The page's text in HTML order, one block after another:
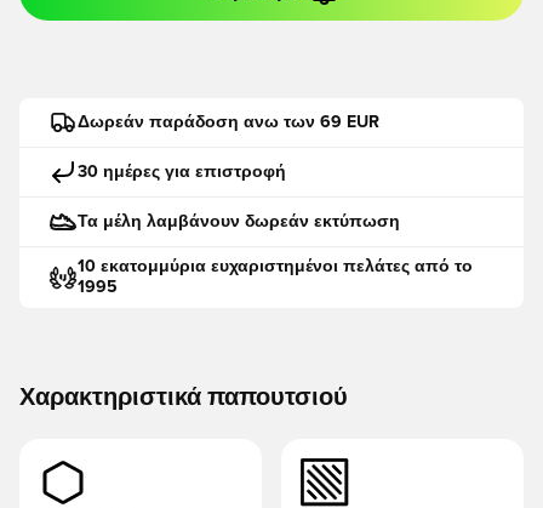
Δωρεάν παράδοση ανω των 69 EUR
30 ημέρες για επιστροφή
Τα μέλη λαμβάνουν δωρεάν εκτύπωση
10 εκατομμύρια ευχαριστημένοι πελάτες από το
1995
Χαρακτηριστικά παπουτσιού